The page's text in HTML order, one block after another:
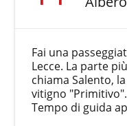
Fai una
Lecce. La parte
chiama Salento,
vitigno "Primitivo".
Tempo di guida